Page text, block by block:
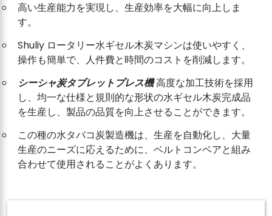
高い生産能力を実現し、生産効率を大幅に向上しま
す。
Shuliy ロータリー水ギセル木炭マシンは使いやすく、
操作も簡単で、人件費と時間のコストを削減します。
シーシャ炭タブレットプレス機高度な加工技術を採用
し、均一な仕様と規則的な形状の水ギセル木炭完成品
を生産し、製品の品質を向上させることができます。
この種の水タバコ炭製造機は、生産を自動化し、大量
生産のニーズに応えるために、ベルトコンベアと組み
合わせて使用​​されることがよくあります。